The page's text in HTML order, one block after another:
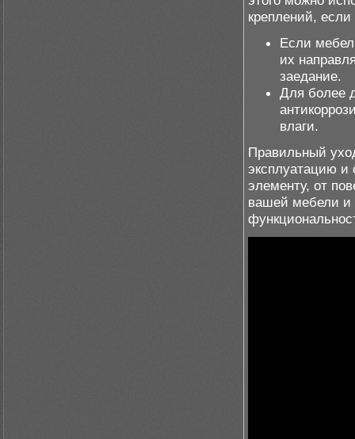
креплений,
Если
их
заедание.
Для более
влаги.
Правильный
эксплуатацию и
элементу, от
вашей мебели и